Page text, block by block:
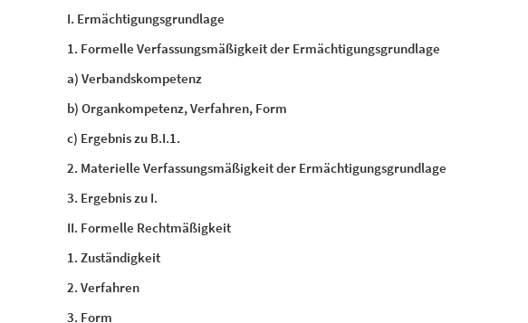
I. Ermächtigungsgrundlage
1. Formelle Verfassungsmäßigkeit der Ermächtigungsgrundlage
a) Verbandskompetenz
b) Organkompetenz, Verfahren, Form
c) Ergebnis zu B.I.1.
2. Materielle Verfassungsmäßigkeit der Ermächtigungsgrundlage
3. Ergebnis zu I.
II. Formelle Rechtmäßigkeit
1. Zuständigkeit
2. Verfahren
3. Form